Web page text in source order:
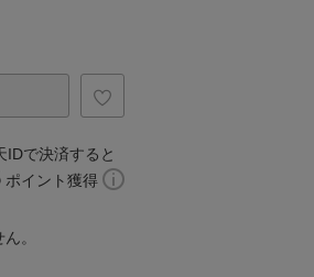
IDで決済すると
ポイント獲得
。